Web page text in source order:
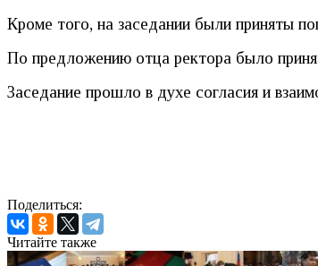
Кроме того, на заседании были приняты
По предложению отца ректора было
Заседание прошло в духе согласия и
Поделиться:
Читайте также